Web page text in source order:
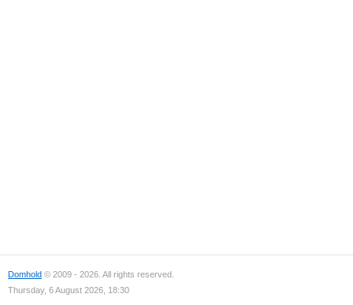
Domhold © 2009 - 2026. All rights reserved.
Thursday, 6 August 2026, 18:30